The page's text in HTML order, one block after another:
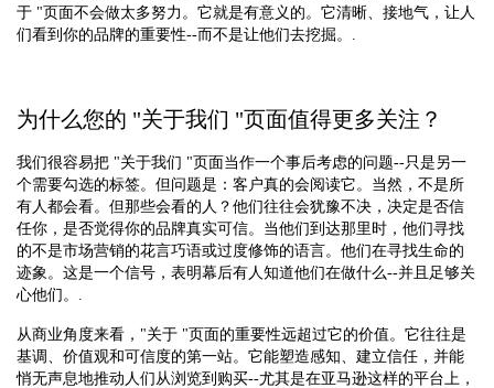
于 "页面不会做太多努力。它就是有意义的。它清晰、接地气，让人
们看到你的品牌的重要性--而不是让他们去挖掘。.
为什么您的 "关于我们 "页面值得更多关注？
我们很容易把 "关于我们 "页面当作一个事后考虑的问题--只是另一
个需要勾选的标签。但问题是：客户真的会阅读它。当然，不是所
有人都会看。但那些会看的人？他们往往会犹豫不决，决定是否信
任你，是否觉得你的品牌真实可信。当他们到达那里时，他们寻找
的不是市场营销的花言巧语或过度修饰的语言。他们在寻找生命的
迹象。这是一个信号，表明幕后有人知道他们在做什么--并且足够关
心他们。.
从商业角度来看，"关于 "页面的重要性远超过它的价值。它往往是
基调、价值观和可信度的第一站。它能塑造感知、建立信任，并能
悄无声息地推动人们从浏览到购买--尤其是在亚马逊这样的平台上，